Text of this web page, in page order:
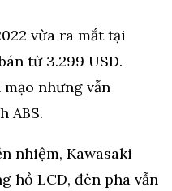
nhiệm, Kawasaki
hồ LCD, đèn pha vẫn